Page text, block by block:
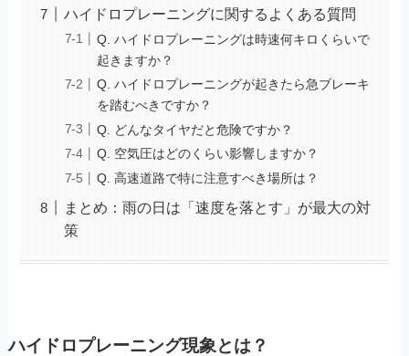
ハイドロプレーニングに関するよくある質問
Q. ハイドロプレーニングは時速何キロくらいで
起きますか？
Q. ハイドロプレーニングが起きたら急ブレーキ
を踏むべきですか？
Q. どんなタイヤだと危険ですか？
Q. 空気圧はどのくらい影響しますか？
Q. 高速道路で特に注意すべき場所は？
まとめ：雨の日は「速度を落とす」が最大の対
策
ハイドロプレーニング現象とは？